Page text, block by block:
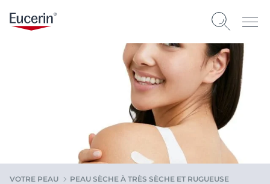
VOTRE PEAU PEAU SÈCHE À TRÈS SÈCHE ET RUGUEUSE